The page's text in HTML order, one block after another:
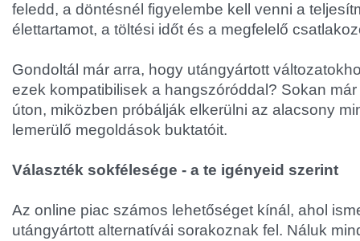
feledd, a döntésnél figyelembe kell venni a
élettartamot, a töltési időt és a megfelelő
Gondoltál már arra, hogy utángyártott
ezek kompatibilisek a hangszóróddal? Sokan
úton, miközben próbálják elkerülni az alacsony
lemerülő megoldások buktatóit.
Választék sokfélesége - a te igényeid szerint
Az online piac számos lehetőséget kínál, ahol
utángyártott alternatívái sorakoznak fel. Náluk